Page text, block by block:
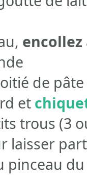
encollez
de
et
trous (3
laisser
pinceau